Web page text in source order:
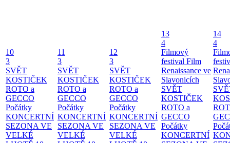
10
3
SVĚT
KOSTIČEK
ROTO a
GECCO
Počátky
KONCERTNÍ
SEZONA VE
VELKÉ
11
3
SVĚT
KOSTIČEK
ROTO a
GECCO
Počátky
KONCERTNÍ
SEZONA VE
VELKÉ
12
3
SVĚT
KOSTIČEK
ROTO a
GECCO
Počátky
KONCERTNÍ
SEZONA VE
VELKÉ
13
4
Filmový
festival Film
Renaissance ve
Slavonicích
SVĚT
KOSTIČEK
ROTO a
GECCO
Počátky
KONCERTNÍ
14
4